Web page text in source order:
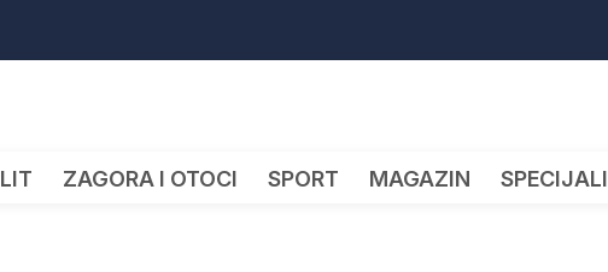
ZAGORA I OTOCI SPORT MAGAZIN SPECIJALI